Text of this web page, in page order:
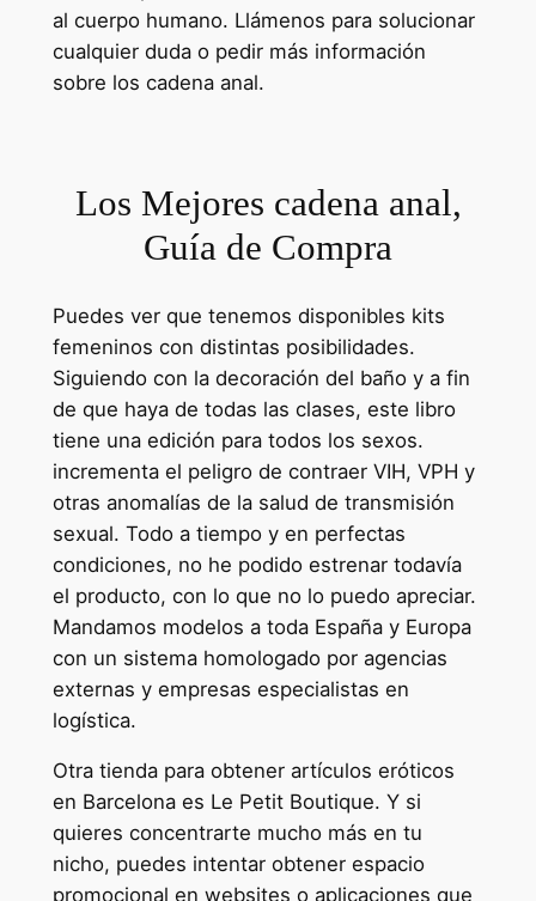
al cuerpo humano. Llámenos para solucionar
cualquier duda o pedir más información
sobre los cadena anal.
Los Mejores cadena anal,
Guía de Compra
Puedes ver que tenemos disponibles kits
femeninos con distintas posibilidades.
Siguiendo con la decoración del baño y a fin
de que haya de todas las clases, este libro
tiene una edición para todos los sexos.
incrementa el peligro de contraer VIH, VPH y
otras anomalías de la salud de transmisión
sexual. Todo a tiempo y en perfectas
condiciones, no he podido estrenar todavía
el producto, con lo que no lo puedo apreciar.
Mandamos modelos a toda España y Europa
con un sistema homologado por agencias
externas y empresas especialistas en
logística.
Otra tienda para obtener artículos eróticos
en Barcelona es Le Petit Boutique. Y si
quieres concentrarte mucho más en tu
nicho, puedes intentar obtener espacio
promocional en websites o aplicaciones que